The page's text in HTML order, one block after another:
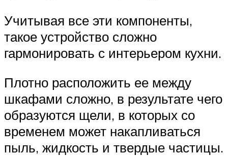
Учитывая все эти компоненты,
такое устройство сложно
гармонировать с интерьером кухни.
Плотно расположить ее между
шкафами сложно, в результате чего
образуются щели, в которых со
временем может накапливаться
пыль, жидкость и твердые частицы.